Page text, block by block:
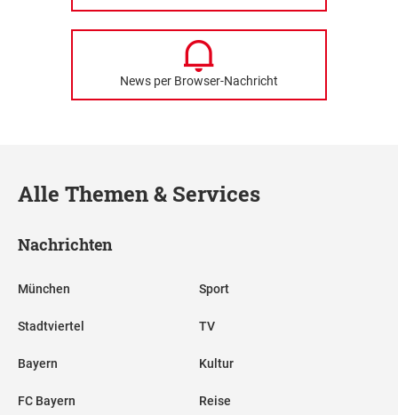
News per Browser-Nachricht
Alle Themen & Services
Nachrichten
München
Stadtviertel
Bayern
FC Bayern
Sport
TV
Kultur
Reise